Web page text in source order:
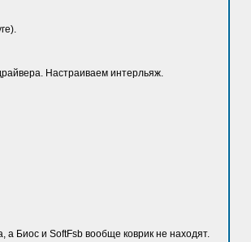
Настраиваем интерльяж.
а Биос и SoftFsb вообще коврик не находят.